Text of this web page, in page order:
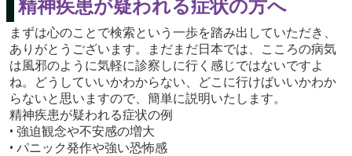
精神疾患が疑われる症状の方へ
まずは心のことで検索という一歩を踏み出していただき、
ありがとうございます。まだまだ日本では、こころの病気
は風邪のように気軽に診察しに行く感じではないですよ
ね。どうしていいかわからない、どこに行けばいいかわか
らないと思いますので、簡単に説明いたします。
精神疾患が疑われる症状の例
• 強迫観念や不安感の増大
• パニック発作や強い恐怖感